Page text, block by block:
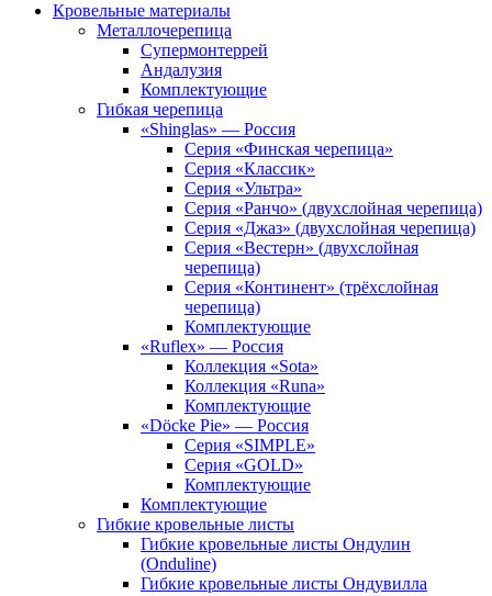
Кровельные материалы
Металлочерепица
Супермонтеррей
Андалузия
Комплектующие
Гибкая черепица
«Shinglas» — Россия
Серия «Финская черепица»
Серия «Классик»
Серия «Ультра»
Серия «Ранчо» (двухслойная черепица)
Серия «Джаз» (двухслойная черепица)
Серия «Вестерн» (двухслойная
черепица)
Серия «Континент» (трёхслойная
черепица)
Комплектующие
«Ruflex» — Россия
Коллекция «Sota»
Коллекция «Runa»
Комплектующие
«Döcke Pie» — Россия
Серия «SIMPLE»
Серия «GOLD»
Комплектующие
Комплектующие
Гибкие кровельные листы
Гибкие кровельные листы Ондулин
(Onduline)
Гибкие кровельные листы Ондувилла